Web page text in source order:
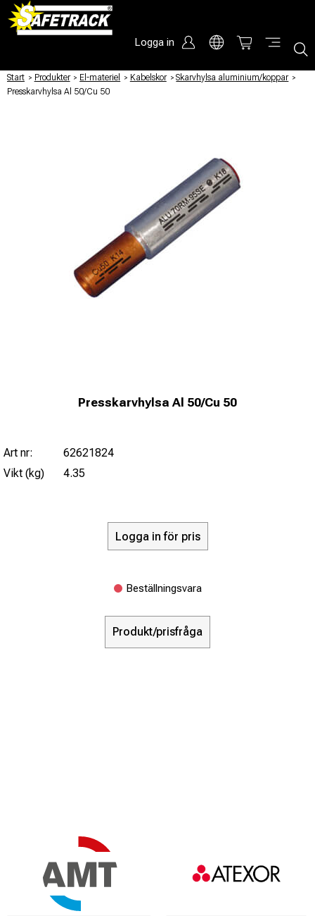
Logga in
Start / Produkter / El-materiel / Kabelskor / Skarvhylsa aluminium/koppar /
Presskarvhylsa Al 50/Cu 50
Presskarvhylsa Al 50/Cu 50
Art nr:
62621824
Vikt (kg)
4.35
Logga in för pris
Beställningsvara
Produkt/prisfråga